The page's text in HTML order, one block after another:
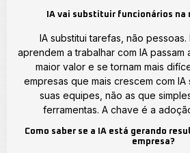
IA vai substituir funcionários na
IA substitui tarefas, não
aprendem a trabalhar com IA
maior valor e se tornam mais
empresas que mais crescem com IA
suas equipes, não as que
ferramentas. A chave é a
Como saber se a IA está gerando
empresa?